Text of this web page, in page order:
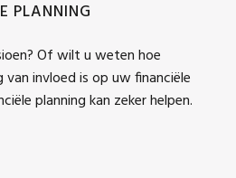
PLANNING
Of wilt u weten hoe
invloed is op uw financiële
planning kan zeker helpen.